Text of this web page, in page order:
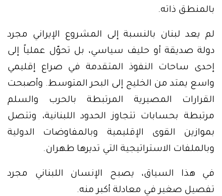
بالمنطق ذاته.
لم يعد لبنان بالنسبة إلى المشروع الإيراني مجرد
دولة صديقة أو حليف سياسي، بل تحوّل عملياً إلى
إحدى ساحات النفوذ المتقدمة في صراع إقليمي
واسع يمتد من الخليج إلى البحر المتوسط. وأصبحت
القرارات المصيرية المرتبطة بالحرب والسلم
مرتبطة بحسابات تتجاوز الحدود اللبنانية، وتتصل
بموازين القوى الإقليمية وبالمفاوضات الدولية
وبالملفات الاستراتيجية التي تديرها طهران.
في هذا السياق، يصبح الإنسان اللبناني مجرد
تفصيل صغير في معادلة أكبر منه.